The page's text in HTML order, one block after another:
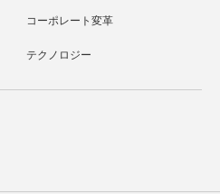
コーポレート変革
テクノロジー